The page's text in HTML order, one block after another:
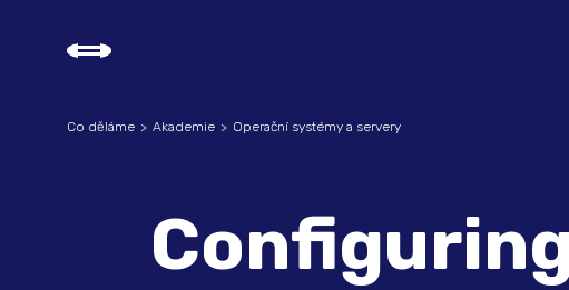
Co děláme Akademie Operační systémy a servery